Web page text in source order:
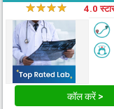
★★★★ 4.0
कॉल करें >